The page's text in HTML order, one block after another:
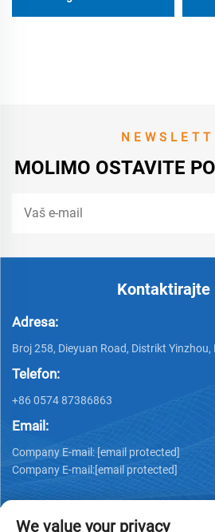
22 inča, brzo složivi dizajn,
MOLIMO OSTAVITE
Kontaktirajte
Adresa:
Broj 258, Dieyuan Road, Distrikt
Telefon:
+86 0574 87386863
Email:
Company E-mail:[email protected]
Company E-mail:[email protected]
We value your privacy